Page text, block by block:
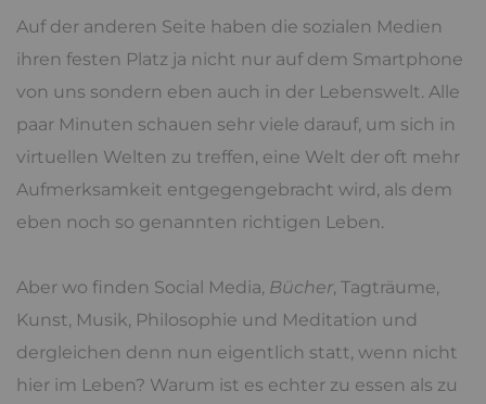
Auf der anderen Seite haben die sozialen Medien
ihren festen Platz ja nicht nur auf dem Smartphone
von uns sondern eben auch in der Lebenswelt. Alle
paar Minuten schauen sehr viele darauf, um sich in
virtuellen Welten zu treffen, eine Welt der oft mehr
Aufmerksamkeit entgegengebracht wird, als dem
eben noch so genannten richtigen Leben.
Aber wo finden Social Media, Bücher, Tagträume,
Kunst, Musik, Philosophie und Meditation und
dergleichen denn nun eigentlich statt, wenn nicht
hier im Leben? Warum ist es echter zu essen als zu